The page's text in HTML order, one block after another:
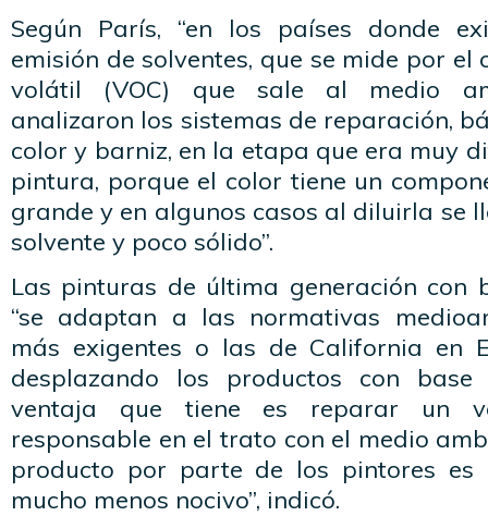
Según París, “en los países donde
emisión de solventes, que se mide por el
volátil (VOC) que sale al medio
analizaron los sistemas de reparación,
color y barniz, en la etapa que era muy
pintura, porque el color tiene un
grande y en algunos casos al diluirla se
solvente y poco sólido”.
Las pinturas de última generación con
“se adaptan a las normativas
más exigentes o las de California en
desplazando los productos con
ventaja que tiene es reparar un
responsable en el trato con el medio
producto por parte de los pintores es
mucho menos nocivo”, indicó.